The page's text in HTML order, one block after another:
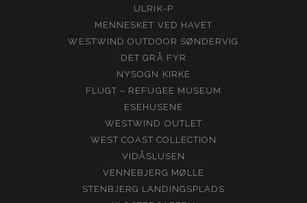
ULRIK-P
MENNESKET VED HAVET
WESTWIND OUTDOOR SØNDERVIG
DET GRÅ FYR
NYSOGN KIRKE
FLUGT – REFUGEE MUSEUM
ESEHUSENE
WESTWIND OUTLET
WEST COAST COLLECTION
VIDÅSLUSEN
VENNEBJERG MØLLE
STENBJERG LANDINGSPLADS